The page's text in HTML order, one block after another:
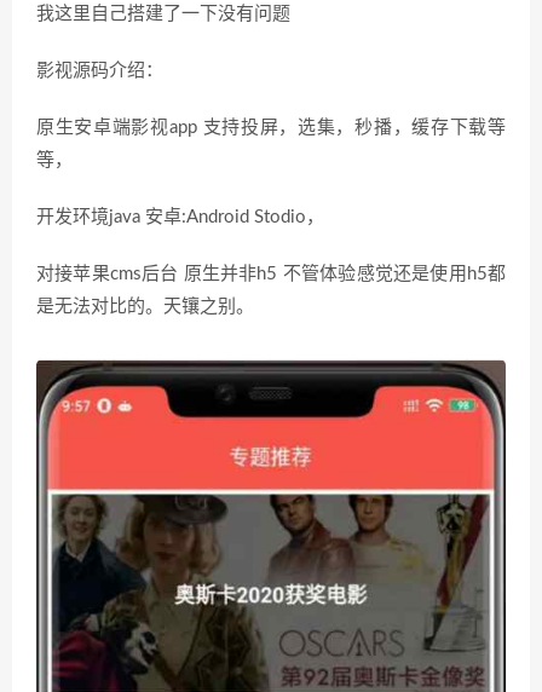
我这里自己搭建了一下没有问题
影视源码介绍：
原生安卓端影视app 支持投屏，选集，秒播，缓存下载等
等，
开发环境java 安卓:Android Stodio，
对接苹果cms后台 原生并非h5 不管体验感觉还是使用h5都
是无法对比的。天镶之别。